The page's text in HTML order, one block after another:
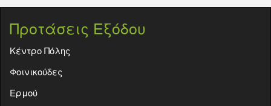
Προτάσεις Εξόδου
Κέντρο Πόλης
Φοινικούδες
Ερμού